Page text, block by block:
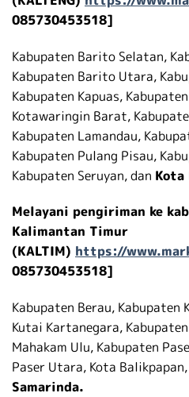
085730453518]
Kabupaten Barito Selatan,
Kabupaten Barito Utara,
Kabupaten Kapuas,
Kotawaringin Barat,
Kabupaten Lamandau,
Kabupaten Pulang Pisau,
Kabupaten Seruyan, dan Kota
Melayani pengiriman ke
Kalimantan Timur
(KALTIM) https://
085730453518]
Kabupaten Berau, Kabupaten
Kutai Kartanegara,
Mahakam Ulu, Kabupaten
Paser Utara, Kota
Samarinda.